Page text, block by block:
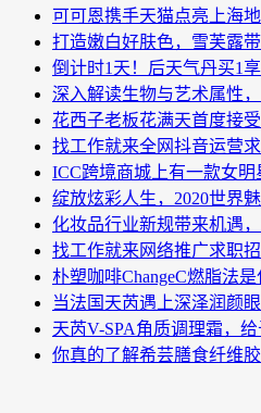
可可恩携手天猫点亮上海
打造嫩白好肤色，雪芙露
倒计时1天！后天气丹买1
深入解读生物与艺术属性
花西子老板花满天首度接
找工作就来全网抖音运营
ICC跨境商城上有一款女明
绽放炫彩人生，2020世界
化妆品行业新规带来机遇
找工作就来网络推广求职
朴塑咖啡ChangeC燃脂法
当法国天芮遇上深泽润颜
天芮V-SPA角质调理霜，
你真的了解希芸膳食纤维